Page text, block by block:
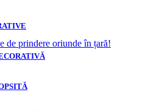
de prindere oriunde în țară!